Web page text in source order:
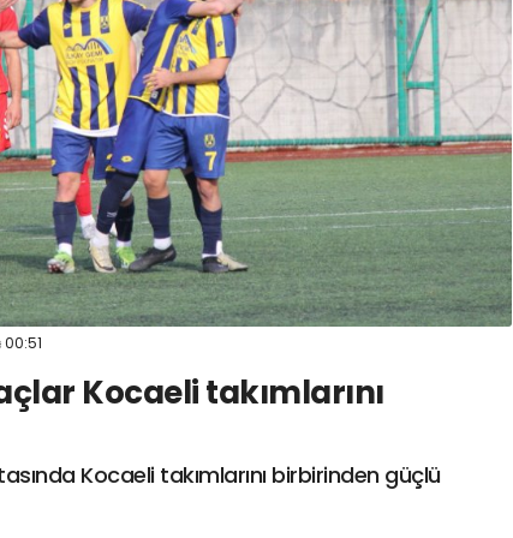
spor41
#kocaelispor
00:51
Kocaeli takımlarını
Kocaeli takımlarını birbirinden güçlü